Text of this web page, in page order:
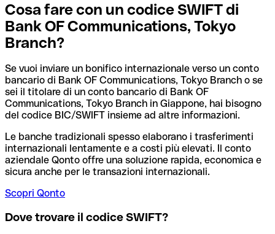
Cosa fare con un codice SWIFT di
Bank OF Communications, Tokyo
Branch?
Se vuoi inviare un bonifico internazionale verso un conto
bancario di Bank OF Communications, Tokyo Branch o se
sei il titolare di un conto bancario di Bank OF
Communications, Tokyo Branch in Giappone, hai bisogno
del codice BIC/SWIFT insieme ad altre informazioni.
Le banche tradizionali spesso elaborano i trasferimenti
internazionali lentamente e a costi più elevati. Il conto
aziendale Qonto offre una soluzione rapida, economica e
sicura anche per le transazioni internazionali.
Scopri Qonto
Dove trovare il codice SWIFT?